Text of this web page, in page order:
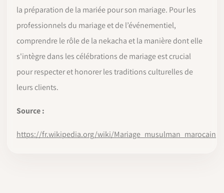
la préparation de la mariée pour son mariage. Pour les
professionnels du mariage et de l’événementiel,
comprendre le rôle de la nekacha et la manière dont elle
s'intègre dans les célébrations de mariage est crucial
pour respecter et honorer les traditions culturelles de
leurs clients.
Source :
https://fr.wikipedia.org/wiki/Mariage_musulman_marocain